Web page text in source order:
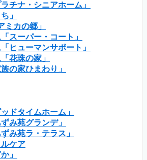
チナ・シニアホーム」
」
ミカの郷」
スーパー・コート」
ヒューマンサポート」
花珠の家」
の家ひまわり」
ドタイムホーム」
み苑グランデ」
み苑ラ・テラス」
ケア
」